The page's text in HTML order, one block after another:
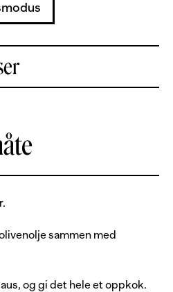
skinn og bein
sammen med
og gi det hele et oppkok.